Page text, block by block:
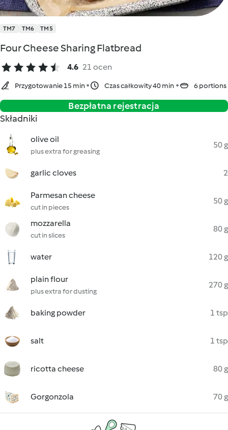
TM7 TM6 TM5
Four Cheese Sharing Flatbread
4.6 21 ocen
Przygotowanie 15 min Czas całkowity 40 min 6 portions
Bezpłatna rejestracja
Składniki
olive oil
plus extra for greasing
50 g
garlic cloves 2
Parmesan cheese
cut in pieces
50 g
mozzarella
cut in slices
80 g
water 120 g
plain flour
plus extra for dusting
270 g
baking powder 1 tsp
salt 1 tsp
ricotta cheese 80 g
Gorgonzola 70 g